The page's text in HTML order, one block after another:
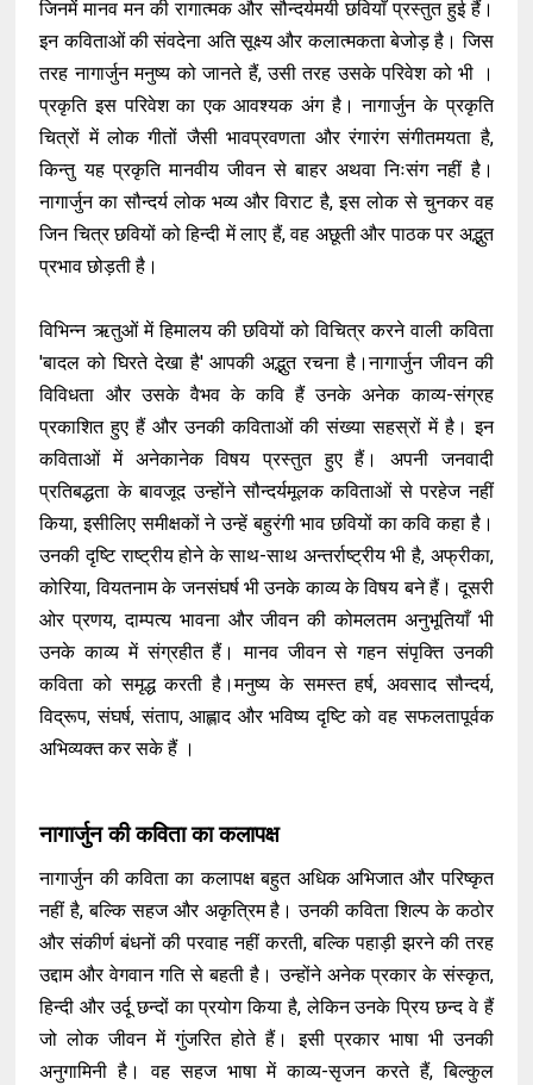
जिनमें मानव मन की रागात्मक और सौन्दर्यमयी छवियाँ प्रस्तुत हुई हैं।
इन कविताओं की संवदेना अति सूक्ष्य और कलात्मकता बेजोड़ है। जिस
तरह नागार्जुन मनुष्य को जानते हैं, उसी तरह उसके परिवेश को भी ।
प्रकृति इस परिवेश का एक आवश्यक अंग है। नागार्जुन के प्रकृति
चित्रों में लोक गीतों जैसी भावप्रवणता और रंगारंग संगीतमयता है,
किन्तु यह प्रकृति मानवीय जीवन से बाहर अथवा निःसंग नहीं है।
नागार्जुन का सौन्दर्य लोक भव्य और विराट है, इस लोक से चुनकर वह
जिन चित्र छवियों को हिन्दी में लाए हैं, वह अछूती और पाठक पर अद्भुत
प्रभाव छोड़ती है।
विभिन्न ऋतुओं में हिमालय की छवियों को विचित्र करने वाली कविता
'बादल को घिरते देखा है' आपकी अद्भुत रचना है।नागार्जुन जीवन की
विविधता और उसके वैभव के कवि हैं उनके अनेक काव्य-संग्रह
प्रकाशित हुए हैं और उनकी कविताओं की संख्या सहस्रों में है। इन
कविताओं में अनेकानेक विषय प्रस्तुत हुए हैं। अपनी जनवादी
प्रतिबद्धता के बावजूद उन्होंने सौन्दर्यमूलक कविताओं से परहेज नहीं
किया, इसीलिए समीक्षकों ने उन्हें बहुरंगी भाव छवियों का कवि कहा है।
उनकी दृष्टि राष्ट्रीय होने के साथ-साथ अन्तर्राष्ट्रीय भी है, अफ्रीका,
कोरिया, वियतनाम के जनसंघर्ष भी उनके काव्य के विषय बने हैं। दूसरी
ओर प्रणय, दाम्पत्य भावना और जीवन की कोमलतम अनुभूतियाँ भी
उनके काव्य में संग्रहीत हैं। मानव जीवन से गहन संपृक्ति उनकी
कविता को समृद्ध करती है।मनुष्य के समस्त हर्ष, अवसाद सौन्दर्य,
विद्रूप, संघर्ष, संताप, आह्लाद और भविष्य दृष्टि को वह सफलतापूर्वक
अभिव्यक्त कर सके हैं ।
नागार्जुन की कविता का कलापक्ष
नागार्जुन की कविता का कलापक्ष बहुत अधिक अभिजात और परिष्कृत
नहीं है, बल्कि सहज और अकृत्रिम है। उनकी कविता शिल्प के कठोर
और संकीर्ण बंधनों की परवाह नहीं करती, बल्कि पहाड़ी झरने की तरह
उद्दाम और वेगवान गति से बहती है। उन्होंने अनेक प्रकार के संस्कृत,
हिन्दी और उर्दू छन्दों का प्रयोग किया है, लेकिन उनके प्रिय छन्द वे हैं
जो लोक जीवन में गुंजरित होते हैं। इसी प्रकार भाषा भी उनकी
अनुगामिनी है। वह सहज भाषा में काव्य-सृजन करते हैं, बिल्कुल